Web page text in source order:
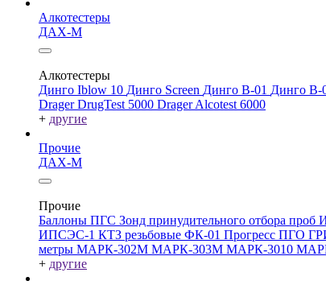
Алкотестеры
ДАХ-М
Алкотестеры
Динго Iblow 10 Динго Screen Динго В-01 Динго В-
Drager DrugTest 5000 Drager Alcotest 6000
+ другие
Прочие
ДАХ-М
Прочие
Баллоны ПГС Зонд принудительного отбора проб
ИПСЭС-1 КТЗ резьбовые ФК-01 Прогресс ПГО
метры МАРК-302М МАРК-303М МАРК-3010
+ другие